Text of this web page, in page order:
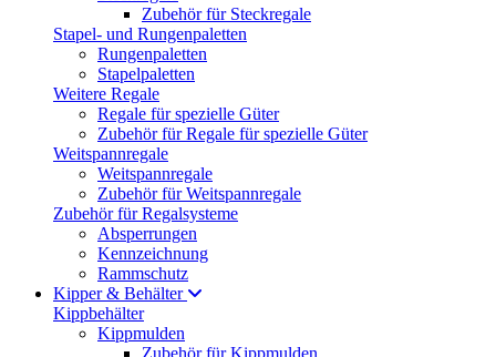
Zubehör für Steckregale
Stapel- und Rungenpaletten
Rungenpaletten
Stapelpaletten
Weitere Regale
Regale für spezielle Güter
Zubehör für Regale für spezielle Güter
Weitspannregale
Weitspannregale
Zubehör für Weitspannregale
Zubehör für Regalsysteme
Absperrungen
Kennzeichnung
Rammschutz
Kipper & Behälter
Kippbehälter
Kippmulden
Zubehör für Kippmulden